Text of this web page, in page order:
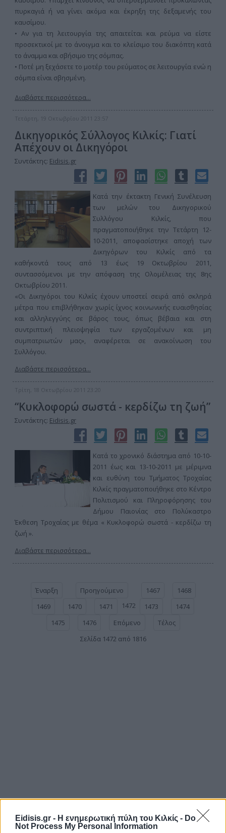
Eidisis.gr - Η ενημερωτική πύλη του Κιλκίς - Do
Not Process My Personal Information
πυρκαγιά ή να γίνει ακόμα και έκρηξη της δεξαμενής του
καυσίμου.
• Αν για τη λειτουργία της απαιτείται και ρεύμα να είστε
προσεκτικοί με το άνοιγμα και το κλείσιμο του διακόπτη κατά
το άναμμα και σβήσιμο της σόμπας.
• Ποτέ μη ξεχάσετε το μοτέρ του ρεύματος σε λειτουργία ενώ η
σόμπα είναι σβησμένη.
Διαβάστε περισσότερα...
Τετάρτη, 19 Οκτωβρίου 2011 23:57
Δικηγορικός Σύλλογος Κιλκίς: Γιατί
Απέχουν οι Δικηγόροι
Συντάκτης: Eidisis.gr
Κατά την έκτακτη Γενική Συνέλευση
των μελών του Δικηγορικού
Συλλόγου Κιλκίς, που
πραγματοποιήθηκε την Τετάρτη 12-
10-2011, αποφασίστηκε αποχή των
Δικηγόρων του Κιλκίς από τα
καθήκοντά τους από 13 έως 19 Οκτωβρίου 2011,
συντασσόμενοι με την απόφαση της Ολομέλειας της 8ης
Οκτωβρίου 2011.
«Οι Δικηγόροι του Κιλκίς έχουν υποστεί σειρά από σκληρά
μέτρα που επιβλήθηκαν χωρίς ίχνος κοινωνικής ευαισθησίας
και αλληλεγγύης σε βάρος τους, όπως βέβαια και στη
συντριπτική πλειοψηφία των εργαζομένων και μη
συμπατριωτών μας», αναφέρεται σε ανακοίνωση του
Συλλόγου.
Διαβάστε περισσότερα...
Τρίτη, 18 Οκτωβρίου 2011 23:20
“Κυκλοφορώ σωστά - κερδίζω τη ζωή”
Συντάκτης: Eidisis.gr
Κατά το χρονικό διάστημα από 10-10-
2011 έως και 13-10-2011 με μέριμνα
και ευθύνη του Τμήματος Τροχαίας
Κιλκίς πραγματοποιήθηκε στο Κέντρο
Πολιτισμού και Πληροφόρησης του
Δήμου Παιονίας στο Πολύκαστρο
Έκθεση Τροχαίας με θέμα « Κυκλοφορώ σωστά - κερδίζω τη
ζωή ».
Διαβάστε περισσότερα...
Έναρξη Προηγούμενο 1467
1468
1469
1470 1471 1472 1473
1474
1475
1476 Επόμενο
Τέλος
Σελίδα 1472 από 1816